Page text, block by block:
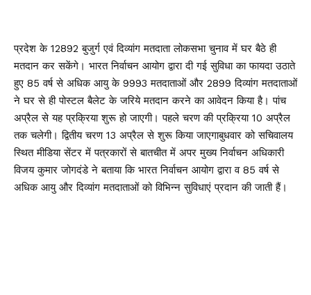
प्रदेश के 12892 बुजुर्ग एवं दिव्यांग मतदाता लोकसभा चुनाव में घर बैठे ही
मतदान कर सकेंगे। भारत निर्वाचन आयोग द्वारा दी गई सुविधा का फायदा उठाते
हुए 85 वर्ष से अधिक आयु के 9993 मतदाताओं और 2899 दिव्यांग मतदाताओं
ने घर से ही पोस्टल बैलेट के जरिये मतदान करने का आवेदन किया है। पांच
अप्रैल से यह प्रक्रिया शुरू हो जाएगी। पहले चरण की प्रक्रिया 10 अप्रैल
तक चलेगी। द्वितीय चरण 13 अप्रैल से शुरू किया जाएगाबुधवार को सचिवालय
स्थित मीडिया सेंटर में पत्रकारों से बातचीत में अपर मुख्य निर्वाचन अधिकारी
विजय कुमार जोगदंडे ने बताया कि भारत निर्वाचन आयोग द्वारा व 85 वर्ष से
अधिक आयु और दिव्यांग मतदाताओं को विभिन्न सुविधाएं प्रदान की जाती हैं।